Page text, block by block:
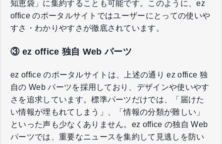
知恵袋」に集約することも可能です。このように、ez
office のポータルサイトではユーザーにとっての使いや
すさ・わかりやすさが徹底されています。
③ ez office 独自 Web パーツ
ez office のポータルサイトは、上述の通り ez office 独
自の Web パーツを採用しており、デザインや使いやす
さを追求しています。標準パーツだけでは、「届けた
い情報が埋もれてしまう」、「情報の分類が難しい」
といった声も少なくありません。ez office の独自 Web
パーツでは、重要なニュースを集約して見逃しを防い